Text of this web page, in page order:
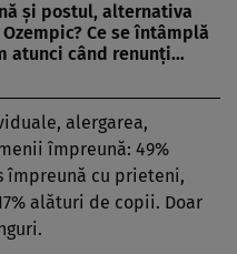
și postul, alternativa
Ce se întâmplă
atunci când renunți…
alergarea,
împreună: 49%
cu prieteni,
alături de copii. Doar